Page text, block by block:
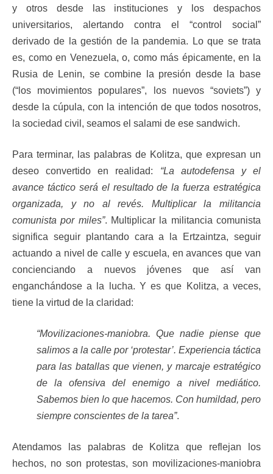
y otros desde las instituciones y los despachos
universitarios, alertando contra el “control social”
derivado de la gestión de la pandemia. Lo que se trata
es, como en Venezuela, o, como más épicamente, en la
Rusia de Lenin, se combine la presión desde la base
(“los movimientos populares”, los nuevos “soviets”) y
desde la cúpula, con la intención de que todos nosotros,
la sociedad civil, seamos el salami de ese sandwich.
Para terminar, las palabras de Kolitza, que expresan un
deseo convertido en realidad: “La autodefensa y el
avance táctico será el resultado de la fuerza estratégica
organizada, y no al revés. Multiplicar la militancia
comunista por miles”. Multiplicar la militancia comunista
significa seguir plantando cara a la Ertzaintza, seguir
actuando a nivel de calle y escuela, en avances que van
concienciando a nuevos jóvenes que así van
enganchándose a la lucha. Y es que Kolitza, a veces,
tiene la virtud de la claridad:
“Movilizaciones-maniobra. Que nadie piense que
salimos a la calle por ‘protestar’. Experiencia táctica
para las batallas que vienen, y marcaje estratégico
de la ofensiva del enemigo a nivel mediático.
Sabemos bien lo que hacemos. Con humildad, pero
siempre conscientes de la tarea”.
Atendamos las palabras de Kolitza que reflejan los
hechos, no son protestas, son movilizaciones-maniobra